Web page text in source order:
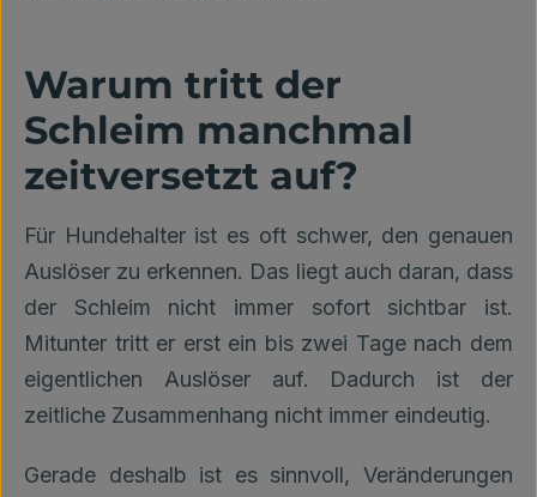
Warum tritt der
Schleim manchmal
zeitversetzt auf?
Für Hundehalter ist es oft schwer, den genauen
Auslöser zu erkennen. Das liegt auch daran, dass
der Schleim nicht immer sofort sichtbar ist.
Mitunter tritt er erst ein bis zwei Tage nach dem
eigentlichen Auslöser auf. Dadurch ist der
zeitliche Zusammenhang nicht immer eindeutig.
Gerade deshalb ist es sinnvoll, Veränderungen